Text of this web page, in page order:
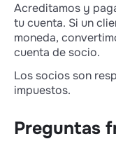
Acreditamos y
tu cuenta. Si un
moneda,
cuenta de socio.
Los socios son
impuestos.
Preguntas